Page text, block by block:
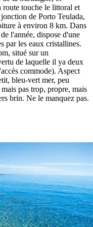
route touche le littoral et
de Porto Teulada,
à environ 8 km. Dans
l'année, dispose d'une
par les eaux cristallines.
situé sur un
de laquelle il ya deux
commode). Aspect
bleu-vert mer, peu
pas trop, propre, mais
brin. Ne le manquez pas.